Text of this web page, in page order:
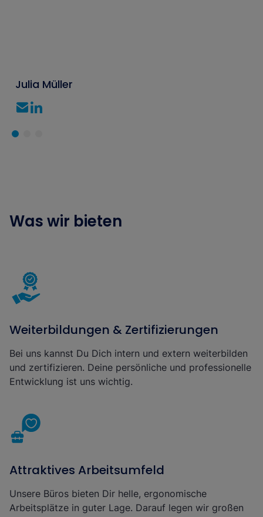
Julia Müller
Was wir bieten
Weiterbildungen & Zertifizierungen
Bei uns kannst Du Dich intern und extern weiterbilden
und zertifizieren. Deine persönliche und professionelle
Entwicklung ist uns wichtig.
Attraktives Arbeitsumfeld
Unsere Büros bieten Dir helle, ergonomische
Arbeitsplätze in guter Lage. Darauf legen wir großen